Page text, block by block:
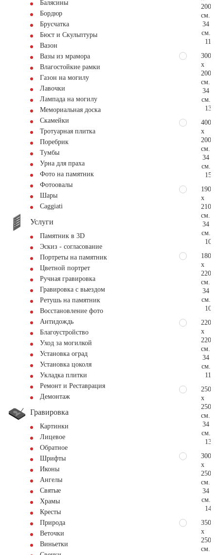
Балясины
Бордюр
Брусчатка
Бюст и Скульптуры
Вазон
Вазы из мрамора
Влагостойкие рамки
Газон на могилу
Лавочки
Лампада на могилу
Мемориальная доска
Скамейки
Тротуарная плитка
Поребрик
Тумбы
Урна для праха
Фото на памятник
Фотоовалы
Шары
Сaggiati
Услуги
Памятник в 3D
Эскиз - согласование
Портреты на памятник
Цветной портрет
Ручная гравировка
Гравировка с выездом
Ретушь на памятник
Восстановление фото
Антидождь
Благоустройство
Уход за могилкой
Установка оград
Установка цоколя
Укладка плитки
Ремонт и Реставрация
Демонтаж
Гравировка
Картинки
Лицевое
Обратное
Шрифты
Иконы
Ангелы
Святые
Храмы
Кресты
Природа
Веточки
Виньетки
200
см.
34
см.
300
x
200
см.
34
см.
400
x
200
см.
34
см.
190
x
210
см.
34
см.
180
x
220
см.
34
см.
220
x
220
см.
34
см.
250
x
250
см.
34
см.
300
x
250
см.
34
см.
350
x
250
см.